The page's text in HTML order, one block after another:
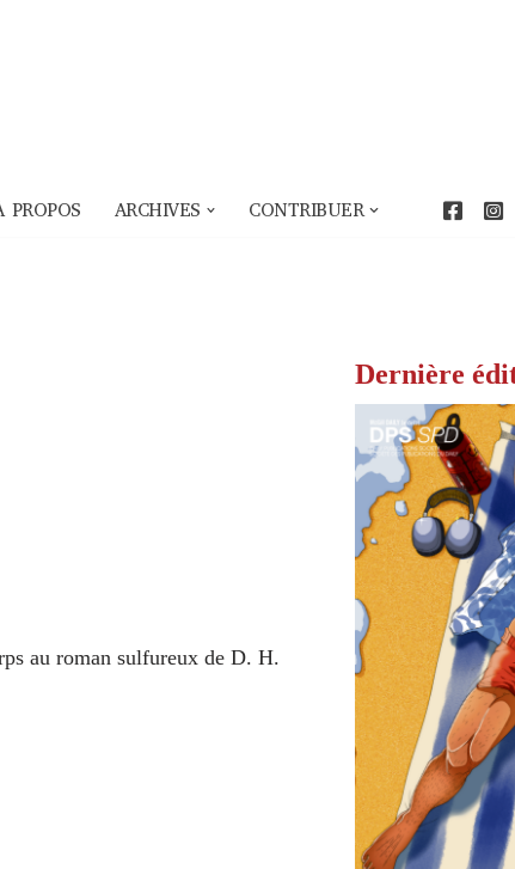
PROPOS ARCHIVES CONTRIBUER
au roman sulfureux de D. H.
Dernière